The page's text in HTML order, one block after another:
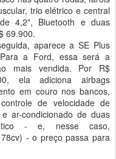
trio elétrico e central
4,2", Bluetooth e duas
69.900.
aparece a SE Plus
a Ford, essa será a
mais vendida. Por R$
ela adiciona airbags
em couro nos bancos,
de velocidade de
ar-condicionado de duas
- e, nesse caso,
- o preço passa para